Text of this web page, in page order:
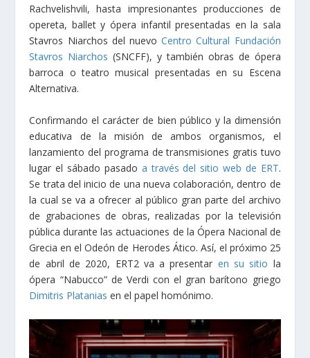
Rachvelishvili, hasta impresionantes producciones de
opereta, ballet y ópera infantil presentadas en la sala
Stavros Niarchos del nuevoCentro Cultural Fundación
Stavros Niarchos (SNCFF), y también obras de ópera
barroca o teatro musical presentadas en su Escena
Alternativa.
Confirmando el carácter de bien público y la dimensión
educativa de la misión de ambos organismos, el
lanzamiento del programa de transmisiones gratis tuvo
lugar el sábado pasado a través del sitio web de ERT.
Se trata del inicio de una nueva colaboración, dentro de
la cual se va a ofrecer al público gran parte del archivo
de grabaciones de obras, realizadas por la televisión
pública durante las actuaciones de la Ópera Nacional de
Grecia en el Odeón de Herodes Ático. Así, el próximo 25
de abril de 2020, ERT2 va a presentar en su sitio la
ópera “Nabucco” de Verdi con el gran barítono griego
Dimitris Platanias en el papel homónimo.